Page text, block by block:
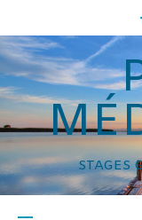
STAGES